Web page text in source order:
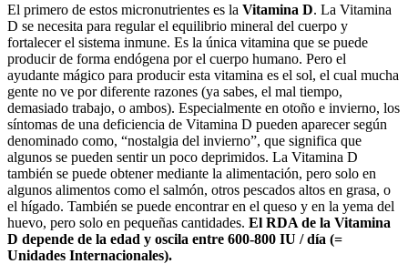
El primero de estos micronutrientes es la Vitamina D. La Vitamina
D se necesita para regular el equilibrio mineral del cuerpo y
fortalecer el sistema inmune. Es la única vitamina que se puede
producir de forma endógena por el cuerpo humano. Pero el
ayudante mágico para producir esta vitamina es el sol, el cual mucha
gente no ve por diferente razones (ya sabes, el mal tiempo,
demasiado trabajo, o ambos). Especialmente en otoño e invierno, los
síntomas de una deficiencia de Vitamina D pueden aparecer según
denominado como, “nostalgia del invierno”, que significa que
algunos se pueden sentir un poco deprimidos. La Vitamina D
también se puede obtener mediante la alimentación, pero solo en
algunos alimentos como el salmón, otros pescados altos en grasa, o
el hígado. También se puede encontrar en el queso y en la yema del
huevo, pero solo en pequeñas cantidades. El RDA de la Vitamina
D depende de la edad y oscila entre 600-800 IU / día (=
Unidades Internacionales).